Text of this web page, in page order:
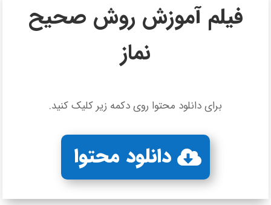
فیلم آموزش روش صحیح
نماز
برای دانلود محتوا روی دکمه زیر کلیک کنید.
دانلود محتوا